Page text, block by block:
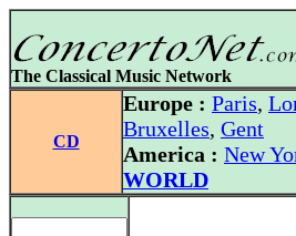
The Classical Music Network
CD
Europe : Paris,
Bruxelles, Gent
America : New
WORLD